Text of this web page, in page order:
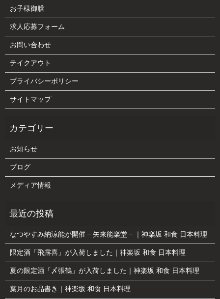
お子様御膳
求人応募フォーム
お問い合わせ
テイクアウト
プライバシーポリシー
サイトマップ
お知らせ
ブログ
メディア情報
なつやすみ納涼能が開催 – 矢来能楽堂 – ｜神楽坂 和食 日本料理
限定酒「飛露喜」が入荷しました｜神楽坂 和食 日本料理
夏の限定酒「〆張鶴」が入荷しました｜神楽坂 和食 日本料理
葉月のお品書き｜神楽坂 和食 日本料理